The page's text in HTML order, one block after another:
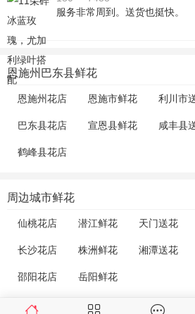
服务非常周到。送货也挺快。
恩施州巴东县鲜花
恩施州花店 恩施市鲜花 利川市
巴东县花店 宣恩县鲜花 咸丰县
鹤峰县花店
周边城市鲜花
仙桃花店 潜江鲜花 天门送花
长沙花店 株洲鲜花 湘潭送花
邵阳花店 岳阳鲜花